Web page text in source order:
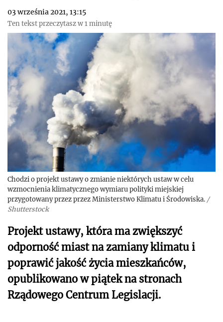
03 września 2021, 13:15
Ten tekst przeczytasz w 1 minutę
Chodzi o projekt ustawy o zmianie niektórych ustaw w celu
wzmocnienia klimatycznego wymiaru polityki miejskiej
przygotowany przez przez Ministerstwo Klimatu i Środowiska. /
Shutterstock
Projekt ustawy, która ma zwiększyć
odporność miast na zamiany klimatu i
poprawić jakość życia mieszkańców,
opublikowano w piątek na stronach
Rządowego Centrum Legislacji.